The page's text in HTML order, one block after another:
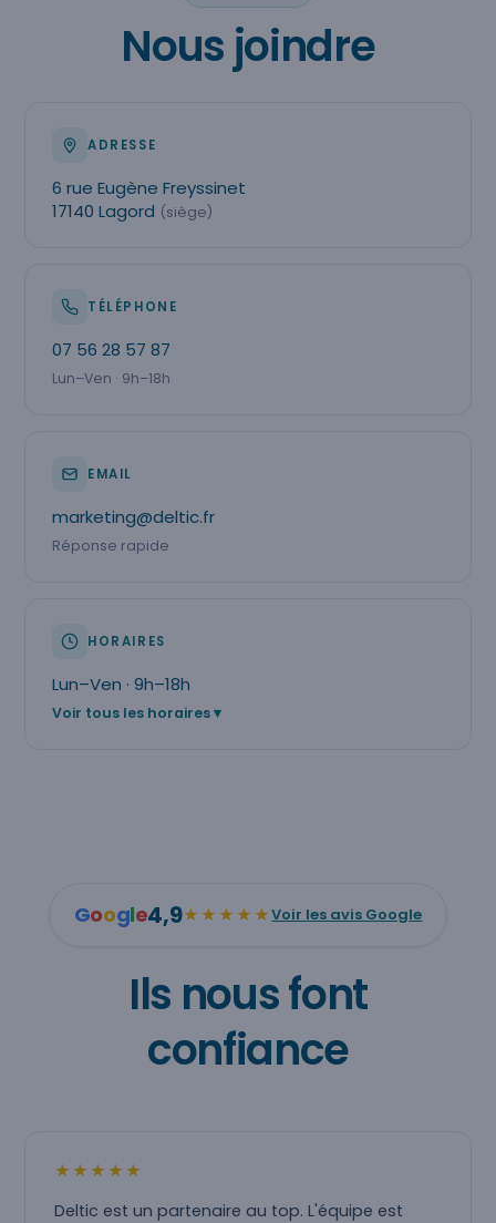
Nous joindre
ADRESSE
6 rue Eugène Freyssinet
17140 Lagord (siège)
TÉLÉPHONE
07 56 28 57 87
Lun–Ven · 9h–18h
EMAIL
marketing@deltic.fr
Réponse rapide
HORAIRES
Lun–Ven · 9h–18h
Voir tous les horaires
Google4,9★★★★★Voir les avis Google
Ils nous font
confiance
★★★★★
Deltic est un partenaire au top. L'équipe est